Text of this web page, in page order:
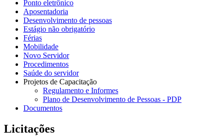
Ponto eletrônico
Aposentadoria
Desenvolvimento de pessoas
Estágio não obrigatório
Férias
Mobilidade
Novo Servidor
Procedimentos
Saúde do servidor
Projetos de Capacitação
Regulamento e Informes
Plano de Desenvolvimento de Pessoas - PDP
Documentos
Licitações